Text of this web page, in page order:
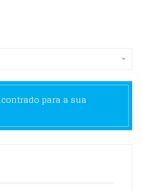
para a sua